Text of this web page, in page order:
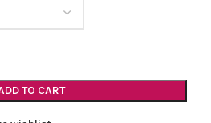
TO CART